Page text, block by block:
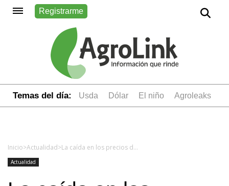
Registrarme
Temas del día: usda dólar el niño Agroleaks
Inicio>Actualidad> La caída en los precios de los granos deteriora la relación insumo-producto
Actualidad